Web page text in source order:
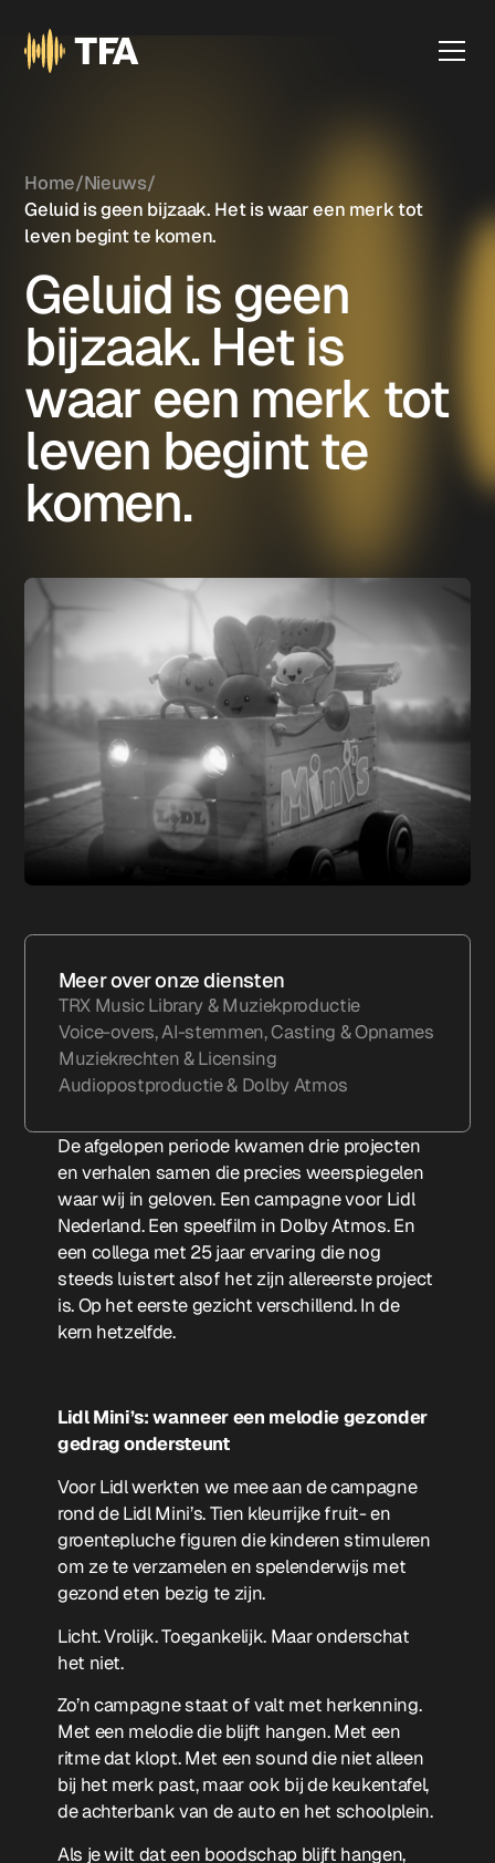
Home/Nieuws/
Geluid is geen bijzaak. Het is waar een merk tot
leven begint te komen.
Geluid is geen
bijzaak. Het is
waar een merk tot
leven begint te
komen.
De afgelopen periode kwamen drie projecten
en verhalen samen die precies weerspiegelen
waar wij in geloven. Een campagne voor Lidl
Nederland. Een speelfilm in Dolby Atmos. En
een collega met 25 jaar ervaring die nog
steeds luistert alsof het zijn allereerste project
is. Op het eerste gezicht verschillend. In de
kern hetzelfde.
Lidl Mini’s: wanneer een melodie gezonder
gedrag ondersteunt
Voor Lidl werkten we mee aan de campagne
rond de Lidl Mini’s. Tien kleurrijke fruit- en
groentepluche figuren die kinderen stimuleren
om ze te verzamelen en spelenderwijs met
gezond eten bezig te zijn.
Licht. Vrolijk. Toegankelijk. Maar onderschat
het niet.
Zo’n campagne staat of valt met herkenning.
Met een melodie die blijft hangen. Met een
ritme dat klopt. Met een sound die niet alleen
bij het merk past, maar ook bij de keukentafel,
de achterbank van de auto en het schoolplein.
Als je wilt dat een boodschap blijft hangen,
Meer over onze diensten
TRX Music Library & Muziekproductie
Voice-overs, AI-stemmen, Casting & Opnames
Muziekrechten & Licensing
Audiopostproductie & Dolby Atmos